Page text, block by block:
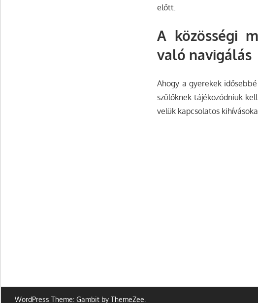
előtt.
A közösségi
való navigálás
Ahogy a gyerekek
szülőknek tájékozódniuk
velük kapcsolatos
WordPress Theme: Gambit by ThemeZee.